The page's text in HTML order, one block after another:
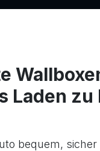
Laden zu
bequem,